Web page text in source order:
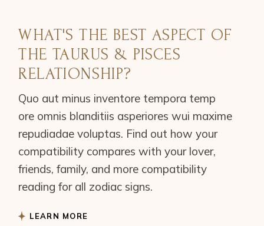
WHAT'S THE BEST ASPECT OF
THE TAURUS & PISCES
RELATIONSHIP?
Quo aut minus inventore tempora temp
ore omnis blanditiis asperiores wui maxime
repudiadae voluptas. Find out how your
compatibility compares with your lover,
friends, family, and more compatibility
reading for all zodiac signs.
LEARN MORE